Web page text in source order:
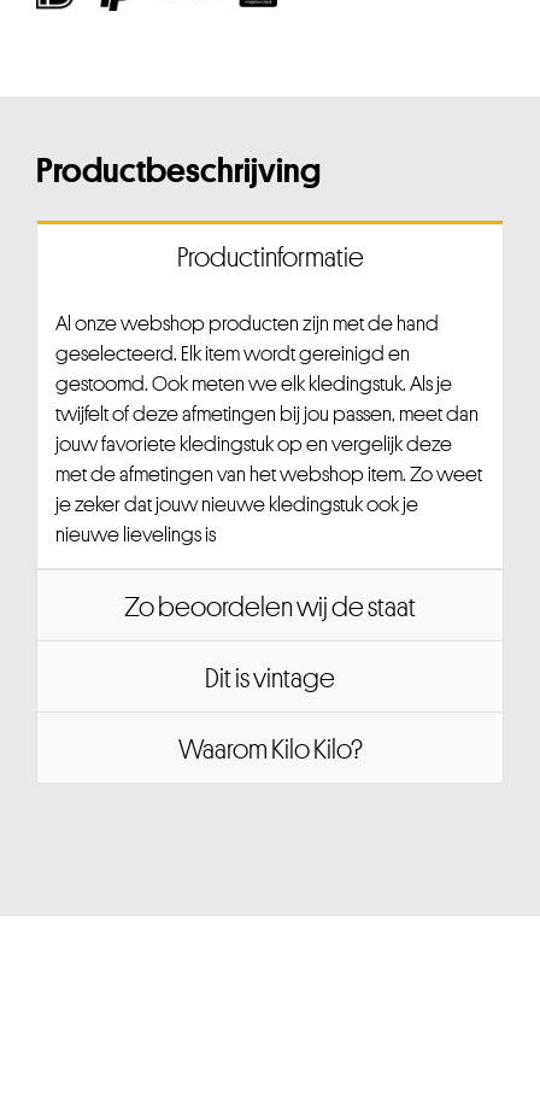
Productbeschrijving
Productinformatie
Al onze webshop producten zijn met de hand
geselecteerd. Elk item wordt gereinigd en
gestoomd. Ook meten we elk kledingstuk. Als je
twijfelt of deze afmetingen bij jou passen, meet dan
jouw favoriete kledingstuk op en vergelijk deze
met de afmetingen van het webshop item. Zo weet
je zeker dat jouw nieuwe kledingstuk ook je
nieuwe lievelings is
Zo beoordelen wij de staat
Dit is vintage
Waarom Kilo Kilo?